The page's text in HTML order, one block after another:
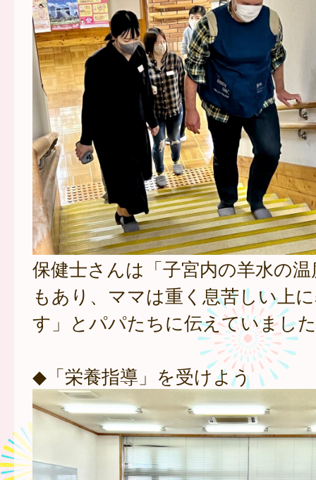
保健士さんは「子宮内の羊水の
もあり、ママは重く息苦しい上
す」とパパたちに伝えていまし
◆「栄養指導」を受けよう